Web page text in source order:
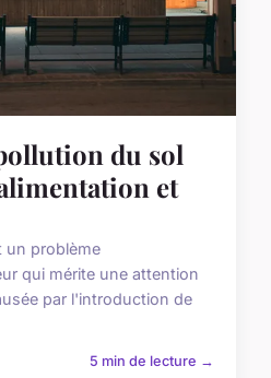
du sol
et
un problème
qui mérite une attention
par l'introduction de
5 min de lecture →